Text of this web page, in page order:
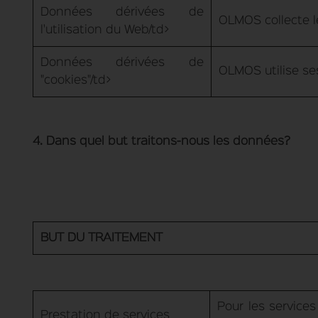
Données dérivées de
l'utilisation du Web/td>
OLMOS collecte
Données dérivées de
"cookies"/td>
OLMOS utilise
4. Dans quel but traitons-nous les données?
BUT DU TRAITEMENT
Prestation de services
Pour les